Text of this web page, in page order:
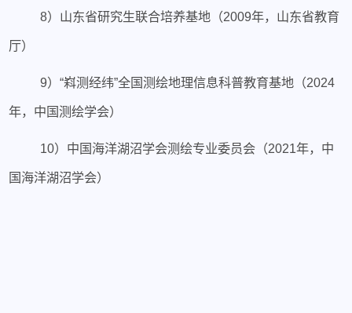
8）山东省研究生联合培养基地（2009年，山东省教育
厅）
9）“嵙测经纬”全国测绘地理信息科普教育基地（2024
年，中国测绘学会）
10）中国海洋湖沼学会测绘专业委员会（2021年，中
国海洋湖沼学会）